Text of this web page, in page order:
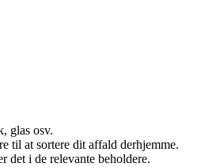
glas osv.
til at sortere dit affald derhjemme.
det i de relevante beholdere.